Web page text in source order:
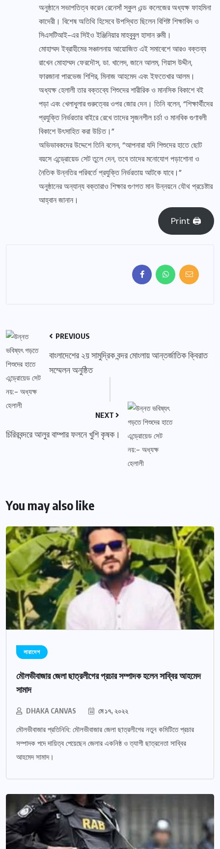
অনুষ্ঠানে সভাপতিত্ব করেন রেনেসাঁ স্কুল এন্ড কলেজের অধ্যক্ষ ফাহমিনা
কাদেরী। বিশেষ অতিথি হিসেবে উপস্থিত ছিলেন বিশিষ্ট শিক্ষাবিদ ও
সিএসটিআই-এর সিইও ইঞ্জিনিয়ার মাহবুবুল হাসান রুমী।
মোহাম্মদ ইব্রাহীমের সঞ্চালনায় আয়োজিত এই সমাবেশে আরও বক্তব্য
রাখেন মোহাম্মদ ফেরদৌস, ডা. খালেদ, জানে আলম, গিয়াস উদ্দীন,
ফারজানা পারভেজ শিশির, মিনাজ আহমেদ এবং ইফতেখার আলম।
অধ্যক্ষ হেলালী তার বক্তব্যে শিশুদের শারীরিক ও মানসিক বিকাশে বই
পড়া এবং খেলাধুলার গুরুত্বের ওপর জোর দেন। তিনি বলেন, “শিক্ষার্থীদের
প্রযুক্তি নির্ভরতার বাইরে রেখে তাদের সৃজনশীল চর্চা ও মানবিক গুণাবলী
বিকাশে উৎসাহিত করা উচিত।”
অভিভাবকদের উদ্দেশে তিনি বলেন, “আপনারা যদি শিশুদের হাতে ছোট
বয়সে এন্ড্রোয়েড সেট তুলে দেন, তবে তাদের মনোযোগ পড়াশোনা ও
নৈতিক উন্নতির পরিবর্তে প্রযুক্তি নির্ভরতায় আটকে যাবে।”
অনুষ্ঠানের অন্যান্য বক্তারাও শিক্ষার গুণগত মান উন্নয়নে যৌথ প্রচেষ্টার
আহ্বান জানান।
Print 🖨
PREVIOUS
বাংলাদেশের ২য় সামুদ্রিক বন্দর মোংলায় আন্তর্জাতিক ক্বিরাত
সম্মেলন অনুষ্ঠিত
NEXT
চিরিরবন্দরে আলুর বাম্পার ফলনে খুশি কৃষক।
You may also like
সারাদেশ
মৌলভীবাজার জেলা ছাত্রলীগের প্রচার সম্পাদক হলেন সাব্বির আহমেদ
সামাদ
DHAKA CANVAS মে ১৭, ২০২২
মৌলভীবাজার প্রতিনিধি: মৌলভীবাজার জেলা ছাত্রলীগের নতুন কমিটিতে প্রচার
সম্পাদক পদে দায়িত্ব পেয়েছেন জেলার একনিষ্ঠ ও ত্যাগী ছাত্রনেতা সাব্বির
আহমেদ সামাদ।